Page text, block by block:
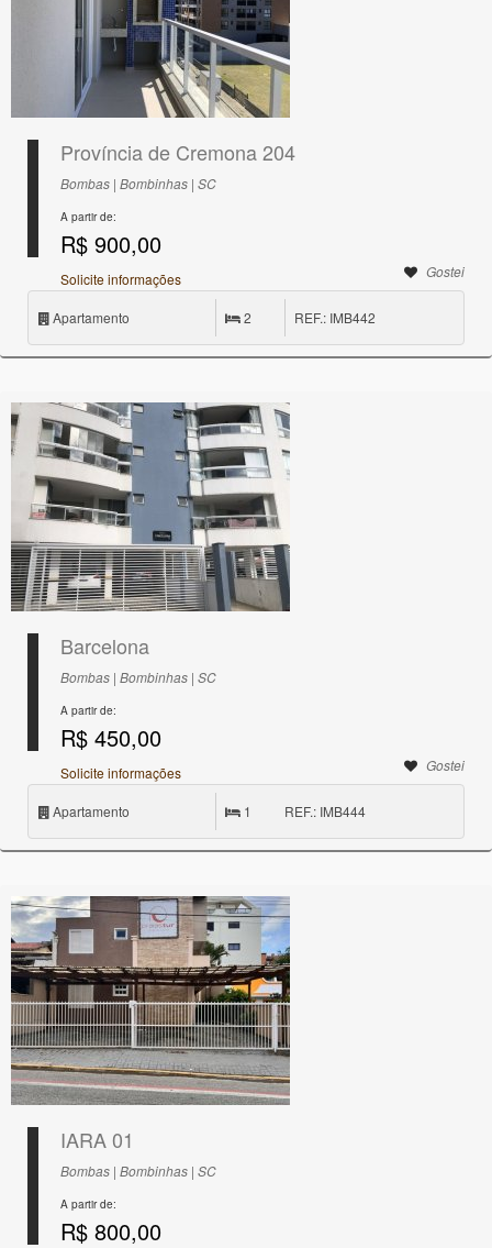
Província de Cremona 204
Bombas | Bombinhas | SC
A partir de:
R$ 900,00
Gostei
Solicite informações
Apartamento 2 REF.: IMB442
Barcelona
Bombas | Bombinhas | SC
A partir de:
R$ 450,00
Gostei
Solicite informações
Apartamento 1 REF.: IMB444
IARA 01
Bombas | Bombinhas | SC
A partir de:
R$ 800,00